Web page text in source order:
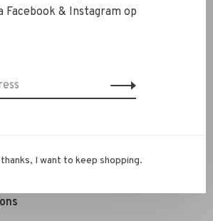
Shopping
Facebook & Instagram op
I want to keep shopping.